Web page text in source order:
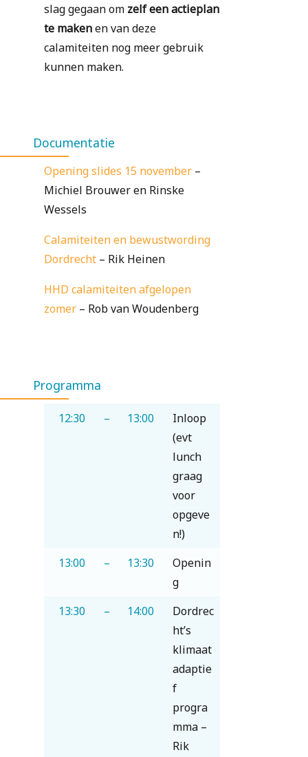
slag gegaan om zelf een actieplan
te makenen van deze
calamiteiten nog meer gebruik
kunnen maken.
Documentatie
Opening slides 15 november –
Michiel Brouwer en Rinske
Wessels
Calamiteiten en bewustwording
Dordrecht – Rik Heinen
HHD calamiteiten afgelopen
zomer – Rob van Woudenberg
Programma
12:30 – 13:00
Inloop
(evt
lunch
graag
voor
opgeve
n!)
13:00
– 13:30
Openin
g
13:30
– 14:00
Dordrec
ht’s
klimaat
adaptie
f
progra
mma –
Rik